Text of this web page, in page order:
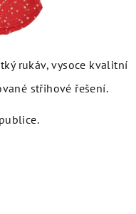
rukáv, vysoce kvalitní
střihové řešení.